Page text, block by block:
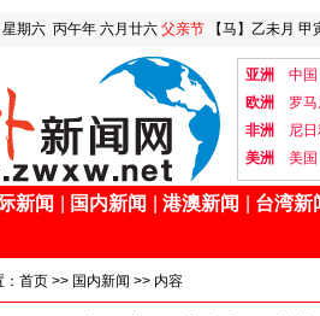
星期六 丙午年 六月廿六 父亲节 【马】乙未月 甲
亚洲 中国
欧洲
罗
非洲
尼
美洲
美国
新闻 国内新闻 港澳新闻 台湾新
首页 >> 国内新闻 >> 内容